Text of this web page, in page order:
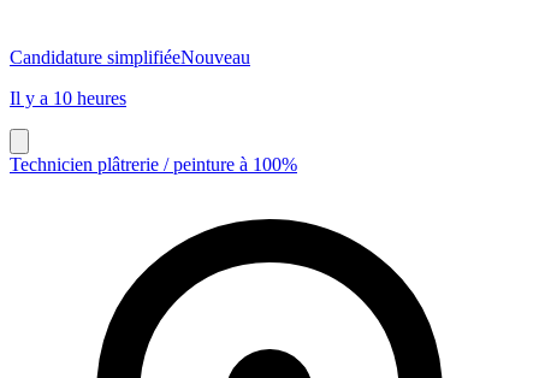
Candidature simplifiéeNouveau
Il y a 10 heures
Technicien plâtrerie / peinture à 100%